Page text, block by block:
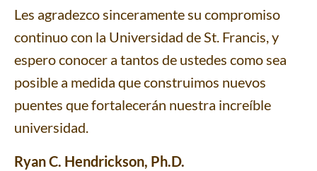
Les agradezco sinceramente su compromiso
continuo con la Universidad de St. Francis, y
espero conocer a tantos de ustedes como sea
posible a medida que construimos nuevos
puentes que fortalecerán nuestra increíble
universidad.
Ryan C. Hendrickson, Ph.D.